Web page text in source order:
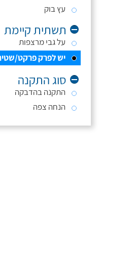
עץ בוק
תשתית קיימת
על גבי מרצפות
יש לפרק פרקט/
סוג התקנה
התקנה בהדבקה
הנחה צפה